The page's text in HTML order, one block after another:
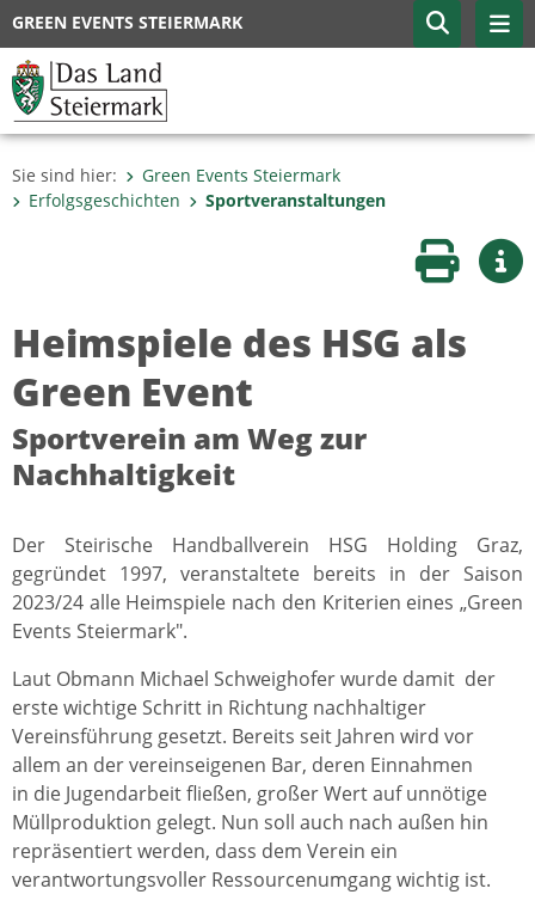
GREEN EVENTS STEIERMARK
Sie sind hier:
Green Events Steiermark
Erfolgsgeschichten
Sportveranstaltungen
Seite
Heimspiele des HSG als
Green Event
Sportverein am Weg zur
Nachhaltigkeit
Der Steirische Handballverein HSG Holding Graz,
gegründet 1997, veranstaltete bereits in der Saison
2023/24 alle Heimspiele nach den Kriterien eines „Green
Events Steiermark".
Laut Obmann Michael Schweighofer wurde damit der
erste wichtige Schritt in Richtung nachhaltiger
Vereinsführung gesetzt. Bereits seit Jahren wird vor
allem an der vereinseigenen Bar, deren Einnahmen
in die Jugendarbeit fließen, großer Wert auf unnötige
Müllproduktion gelegt. Nun soll auch nach außen hin
repräsentiert werden, dass dem Verein ein
verantwortungsvoller Ressourcenumgang wichtig ist.